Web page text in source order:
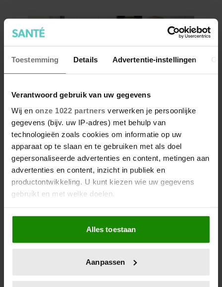
Toestemming Details Advertentie-instellingen
Verantwoord gebruik van uw gegevens
Wij en onze 1022 partners verwerken je persoonlijke
gegevens (bijv. uw IP-adres) met behulp van
technologieën zoals cookies om informatie op uw
apparaat op te slaan en te gebruiken met als doel
gepersonaliseerde advertenties en content, metingen aan
advertenties en content, inzicht in publiek en
productontwikkeling. U kunt kiezen wie uw gegevens
gebruikt en met welke doelen.
Als u het toestaat, willen we ook graag:
Informatie verzamelen over uw geografische
locatie, die tot een paar meter nauwkeurig kan zijn
scannen op specifieke eigenschappen (fingerprinting)
Alles toestaan
Aanpassen
Kun jij moeilijk dingen
weggooien? Dit is waarom